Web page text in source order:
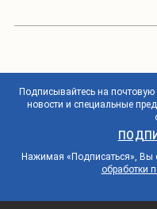
Подписывайтесь на
новости и специальные
Нажимая «Подписаться», Вы
обработки